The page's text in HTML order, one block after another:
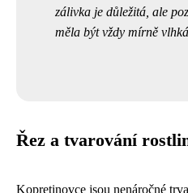
zálivka je důležitá, ale
měla být vždy mírně
Řez a tvarování
Kopretinovce jsou nenáročné